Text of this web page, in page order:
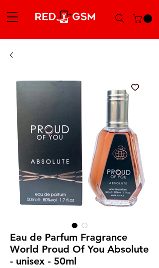
Eau de Parfum Fragrance
World Proud Of You Absolute
- unisex - 50ml